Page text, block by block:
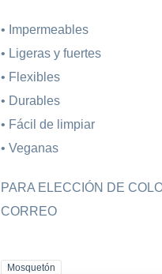
• Impermeables
• Ligeras y fuertes
• Flexibles
• Durables
• Fácil de limpiar
• Veganas
PARA ELECCIÓN DE
CORREO
Mosquetón